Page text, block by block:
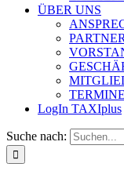
ÜBER UNS
PARTNER
TERMINE
LogIn TAXIplus
Suche nach: